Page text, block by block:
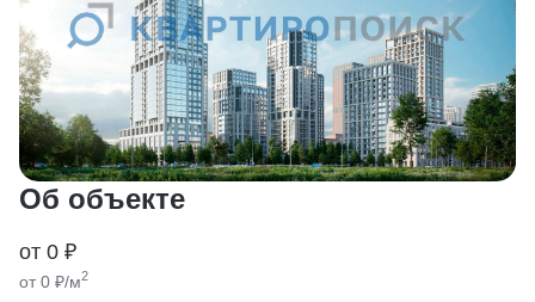
Об объекте
от 0 ₽
от 0 ₽/м2